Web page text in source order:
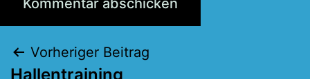
Beitragsnavigation
Vorheriger Beitrag
Hallentraining